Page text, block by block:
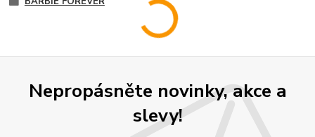
Nepropásněte novinky, akce a
slevy!